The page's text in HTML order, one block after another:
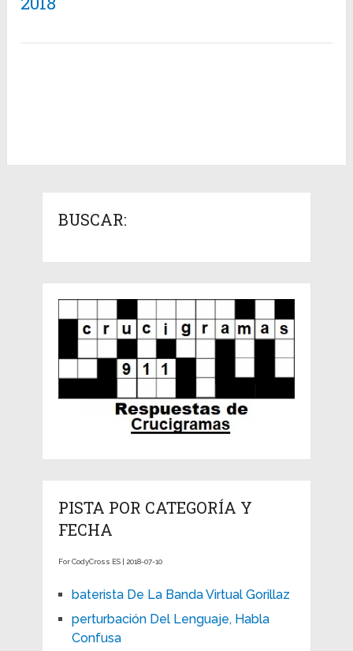
BUSCAR:
PISTA POR CATEGORÍA Y
FECHA
For CodyCross ES | 2018-07-10
baterista De La Banda Virtual Gorillaz
perturbación Del Lenguaje, Habla
Confusa